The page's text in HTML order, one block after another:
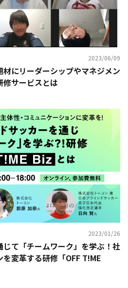
2023/06/09
にリーダーシップやマネジメン
修サービスとは
2023/01/26
て「チームワーク」を学ぶ！社
変革する研修「OFF T!ME